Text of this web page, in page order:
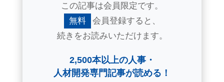
この記事は会員限定です。
無料
会員登録すると、
続きをお読みいただけます。
2,500本以上の人事・
人材開発専門記事が読める！